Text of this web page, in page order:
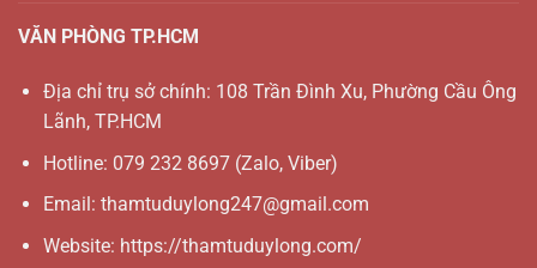
VĂN PHÒNG TP.HCM
Địa chỉ trụ sở chính: 108 Trần Đình Xu, Phường Cầu Ông
Lãnh, TP.HCM
Hotline: 079 232 8697(Zalo, Viber)
Email: thamtuduylong247@gmail.com
Website: https://thamtuduylong.com/